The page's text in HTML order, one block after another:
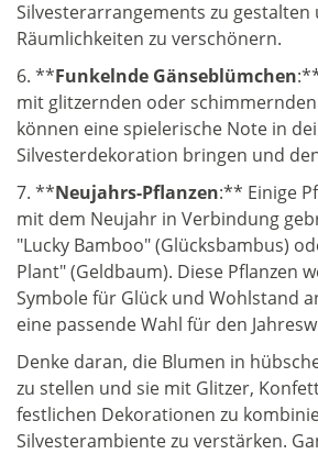
Silvesterarrangements zu gestalten
Räumlichkeiten zu verschönern.
6. **Funkelnde Gänseblümchen
mit glitzernden oder
können eine spielerische Note in
Silvesterdekoration bringen und
7. **Neujahrs-Pflanzen:** Einige
mit dem Neujahr in Verbindung
"Lucky Bamboo" (Glücksbambus)
Plant" (Geldbaum). Diese Pflanzen
Symbole für Glück und Wohlstand
eine passende Wahl für den
Denke daran, die Blumen in
zu stellen und sie mit Glitzer,
festlichen Dekorationen zu
Silvesterambiente zu verstärken.